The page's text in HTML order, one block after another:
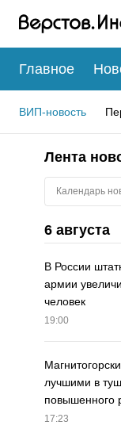
Главное
ВИП-новость
Лента
Календарь
6 августа
В России
армии
человек
19:00
лучшими в
повышенного
17:23